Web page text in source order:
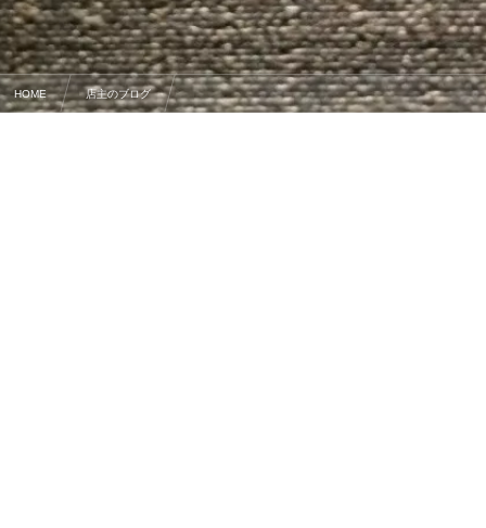
HOME 店主のブログ